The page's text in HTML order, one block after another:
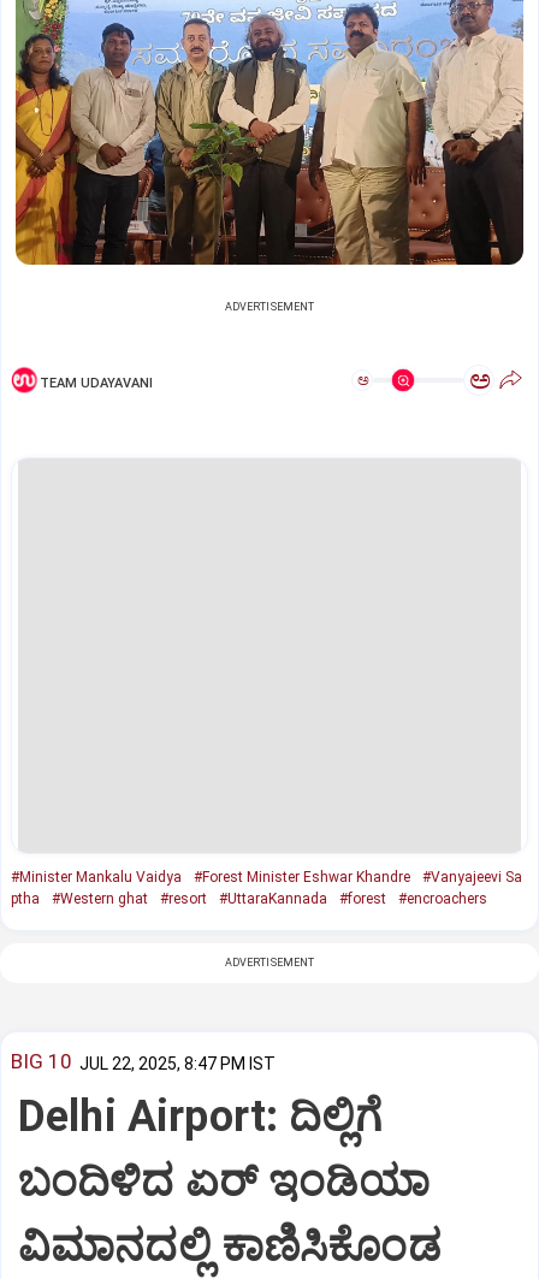
ADVERTISEMENT
TEAM UDAYAVANI ಅ ಅ
#Minister Mankalu Vaidya #Forest Minister Eshwar Khandre
#Vanyajeevi Sa
ptha
#Western ghat #resort #UttaraKannada #forest #encroachers
ADVERTISEMENT
BIG 10 JUL 22, 2025, 8:47 PM IST
Delhi Airport: ದಿಲ್ಲಿಗೆ
ಬಂದಿಳಿದ ಏರ್‌ ಇಂಡಿಯಾ
ವಿಮಾನದಲ್ಲಿ ಕಾಣಿಸಿಕೊಂಡ